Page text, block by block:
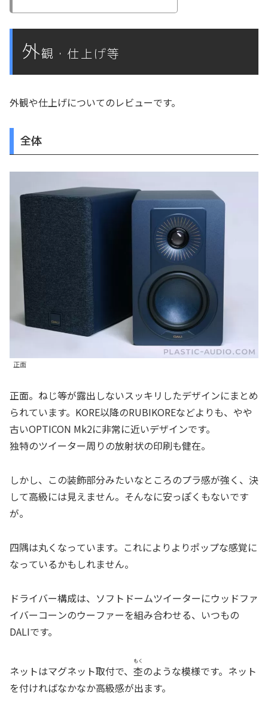
外観・仕上げ等
外観や仕上げについてのレビューです。
全体
正面
正面。ねじ等が露出しないスッキリしたデザインにまとめ
られています。KORE以降のRUBIKOREなどよりも、やや
古いOPTICON Mk2に非常に近いデザインです。
独特のツイーター周りの放射状の印刷も健在。
しかし、この装飾部分みたいなところのプラ感が強く、決
して高級には見えません。そんなに安っぽくもないです
が。
四隅は丸くなっています。これによりよりポップな感覚に
なっているかもしれません。
ドライバー構成は、ソフトドームツイーターにウッドファ
イバーコーンのウーファーを組み合わせる、いつもの
DALIです。
ネットはマグネット取付で、 杢
もく
のような模様です。ネット
を付ければなかなか高級感が出ます。